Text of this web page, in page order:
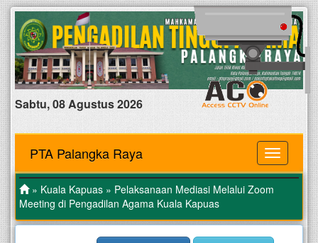
Sabtu, 08 Agustus 2026
MENU
PTA Palangka Raya
» Kuala Kapuas » Pelaksanaan Mediasi Melalui Zoom
Meeting di Pengadilan Agama Kuala Kapuas